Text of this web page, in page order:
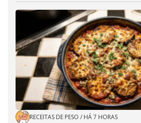
RECEITAS DE PESO / HÁ 7 HORAS